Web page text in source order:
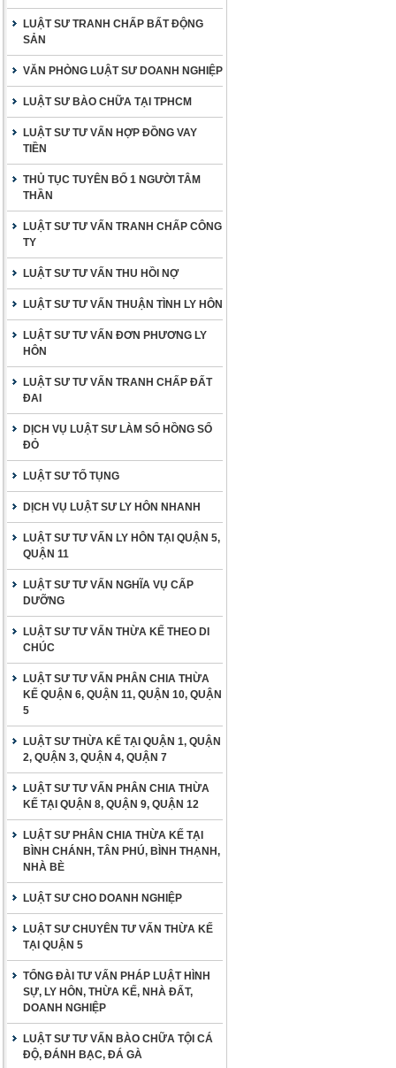
LUẬT SƯ TRANH CHẤP BẤT ĐỘNG
SẢN
VĂN PHÒNG LUẬT SƯ DOANH NGHIỆP
LUẬT SƯ BÀO CHỮA TẠI TPHCM
LUẬT SƯ TƯ VẤN HỢP ĐỒNG VAY
TIỀN
THỦ TỤC TUYÊN BỐ 1 NGƯỜI TÂM
THẦN
LUẬT SƯ TƯ VẤN TRANH CHẤP CÔNG
TY
LUẬT SƯ TƯ VẤN THU HỒI NỢ
LUẬT SƯ TƯ VẤN THUẬN TÌNH LY HÔN
LUẬT SƯ TƯ VẤN ĐƠN PHƯƠNG LY
HÔN
LUẬT SƯ TƯ VẤN TRANH CHẤP ĐẤT
ĐAI
DỊCH VỤ LUẬT SƯ LÀM SỔ HỒNG SỔ
ĐỎ
LUẬT SƯ TỐ TỤNG
DỊCH VỤ LUẬT SƯ LY HÔN NHANH
LUẬT SƯ TƯ VẤN LY HÔN TẠI QUẬN 5,
QUẬN 11
LUẬT SƯ TƯ VẤN NGHĨA VỤ CẤP
DƯỠNG
LUẬT SƯ TƯ VẤN THỪA KẾ THEO DI
CHÚC
LUẬT SƯ TƯ VẤN PHÂN CHIA THỪA
KẾ QUẬN 6, QUẬN 11, QUẬN 10, QUẬN
5
LUẬT SƯ THỪA KẾ TẠI QUẬN 1, QUẬN
2, QUẬN 3, QUẬN 4, QUẬN 7
LUẬT SƯ TƯ VẤN PHÂN CHIA THỪA
KẾ TẠI QUẬN 8, QUẬN 9, QUẬN 12
LUẬT SƯ PHÂN CHIA THỪA KẾ TẠI
BÌNH CHÁNH, TÂN PHÚ, BÌNH THẠNH,
NHÀ BÈ
LUẬT SƯ CHO DOANH NGHIỆP
LUẬT SƯ CHUYÊN TƯ VẤN THỪA KẾ
TẠI QUẬN 5
TỔNG ĐÀI TƯ VẤN PHÁP LUẬT HÌNH
SỰ, LY HÔN, THỪA KẾ, NHÀ ĐẤT,
DOANH NGHIỆP
LUẬT SƯ TƯ VẤN BÀO CHỮA TỘI CÁ
ĐỘ, ĐÁNH BẠC, ĐÁ GÀ